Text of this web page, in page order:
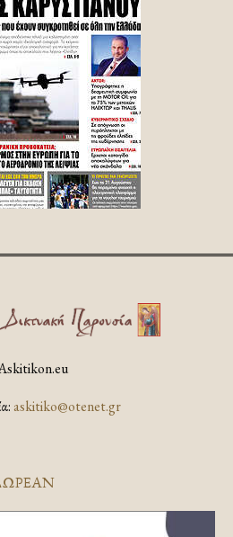
askitiko@otenet.gr